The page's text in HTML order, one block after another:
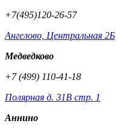
+7(495)120-26-57
Ангелово, Центральная 2Б
Медведково
+7 (499) 110-41-18
Полярная д. 31В стр. 1
Аннино